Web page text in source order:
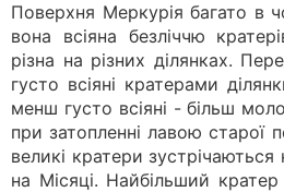
Поверхня Меркурія багато в
вона всіяна безліччю
різна на різних ділянках.
густо всіяні кратерами
менш густо всіяні - більш
при затопленні лавою старої
великі кратери
на Місяці. Найбільший